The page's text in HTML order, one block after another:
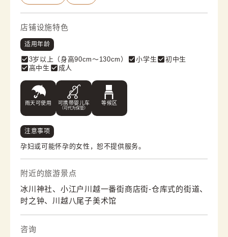
店铺设施特色
适用年龄
3岁以上（身高90cm〜130cm） 小学生
初中生
高中生
成人
雨天可使用
可携带婴儿车
（可代为保管）
等候区
注意事项
孕妇或可能怀孕的女性，恕不提供服务。
附近的旅游景点
冰川神社、小江户川越一番街商店街-仓库式的街道、
时之钟、川越八尾子美术馆
咨询